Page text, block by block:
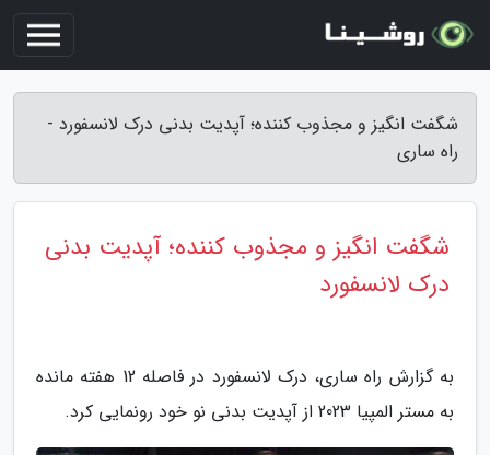
شگفت انگیز و مجذوب کننده؛ آپدیت بدنی درک لانسفورد -
راه ساری
شگفت انگیز و مجذوب کننده؛ آپدیت بدنی
درک لانسفورد
به گزارش راه ساری، درک لانسفورد در فاصله 12 هفته مانده
به مستر المپیا 2023 از آپدیت بدنی نو خود رونمایی کرد.